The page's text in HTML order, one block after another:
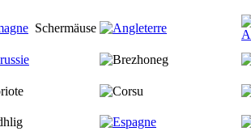
Schermäuse